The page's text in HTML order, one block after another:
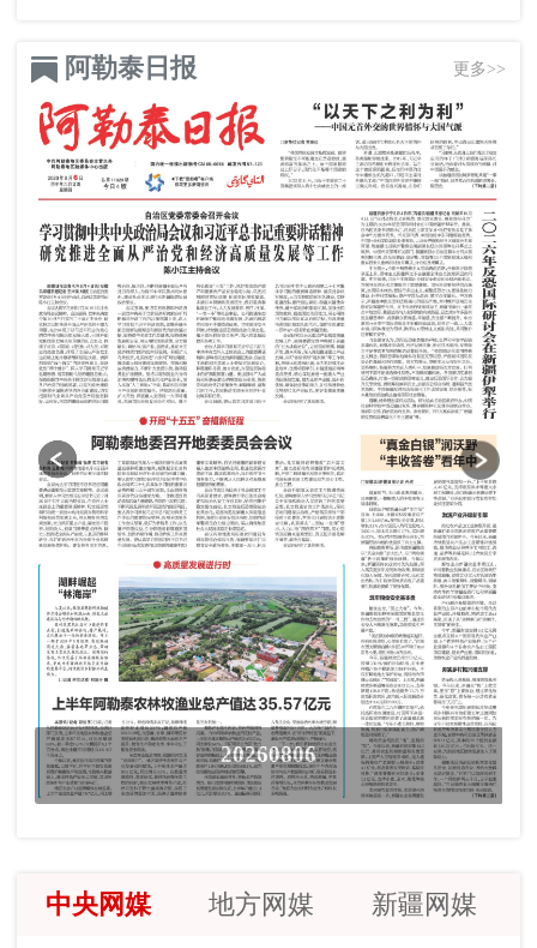
阿勒泰日报 更多>>
20260806
中央网媒 地方网媒 新疆网媒